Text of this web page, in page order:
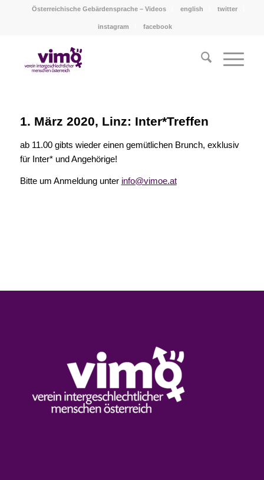
Österreichische Gebärdensprache – Videos english twitter
instagram facebook
1. März 2020, Linz: Inter*Treffen
ab 11.00 gibts wieder einen gemütlichen Brunch, exklusiv
für Inter* und Angehörige!
Bitte um Anmeldung unter info@vimoe.at